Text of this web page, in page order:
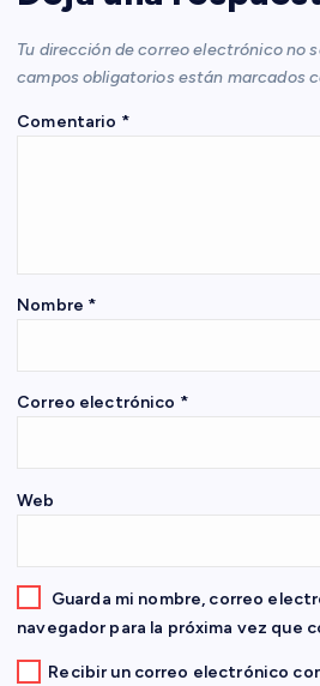
i
ó
e
n
r
a
d
Tu dirección de correo electrónico no
campos obligatorios están marcados
Comentario *
Nombre *
Correo electrónico *
Web
Guarda mi nombre, correo
navegador para la próxima vez que
Recibir un correo electrónico